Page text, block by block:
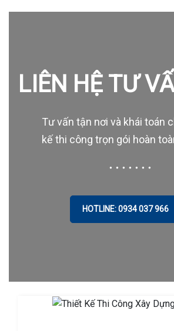
LIÊN HỆ TƯ
Tư vấn tận nơi và khái toán
kế thi công trọn gói hoàn
HOTLINE: 0934 037 966